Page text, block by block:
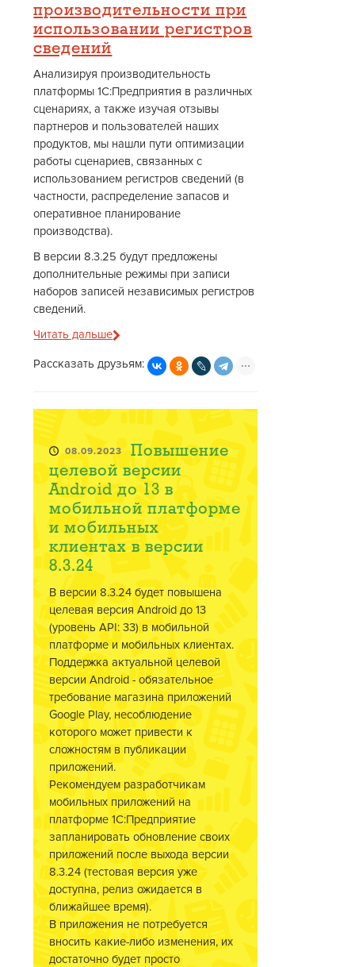
производительности при
использовании регистров
сведений
Анализируя производительность
платформы 1С:Предприятия в различных
сценариях, а также изучая отзывы
партнеров и пользователей наших
продуктов, мы нашли пути оптимизации
работы сценариев, связанных с
использованием регистров сведений (в
частности, распределение запасов и
оперативное планирование
производства).
В версии 8.3.25 будут предложены
дополнительные режимы при записи
наборов записей независимых регистров
сведений.
Читать дальше
Рассказать друзьям:
08.09.2023 Повышение
целевой версии
Android до 13 в
мобильной платформе
и мобильных
клиентах в версии
8.3.24
В версии 8.3.24 будет повышена
целевая версия Android до 13
(уровень API: 33) в мобильной
платформе и мобильных клиентах.
Поддержка актуальной целевой
версии Android - обязательное
требование магазина приложений
Google Play, несоблюдение
которого может привести к
сложностям в публикации
приложений.
Рекомендуем разработчикам
мобильных приложений на
платформе 1С:Предприятие
запланировать обновление своих
приложений после выхода версии
8.3.24 (тестовая версия уже
доступна, релиз ожидается в
ближайшее время).
В приложения не потребуется
вносить какие-либо изменения, их
достаточно будет просто